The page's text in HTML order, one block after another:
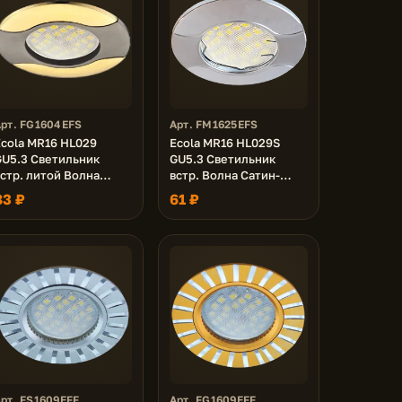
FG1604EFS
MR16 HL029
Светильник
литой Волна
крепеж
Черный Хром/
22x82 (кd74)
₽
Арт. FM1625EFS
Ecola MR16 HL029S
GU5.3 Светильник
встр. Волна Сатин-
Хром/Хром 32x90
(кd74)
61 ₽